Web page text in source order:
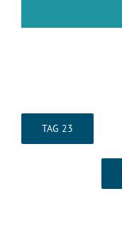
TAG 23